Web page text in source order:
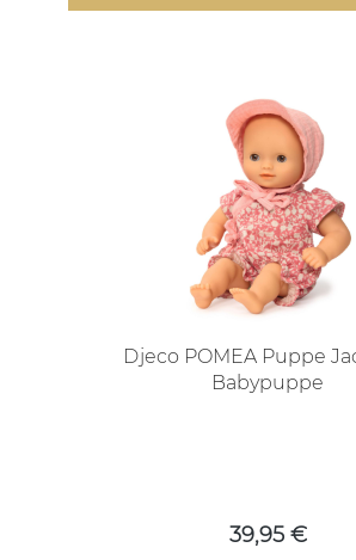
Djeco POMEA Puppe
Babypuppe
39,95 €